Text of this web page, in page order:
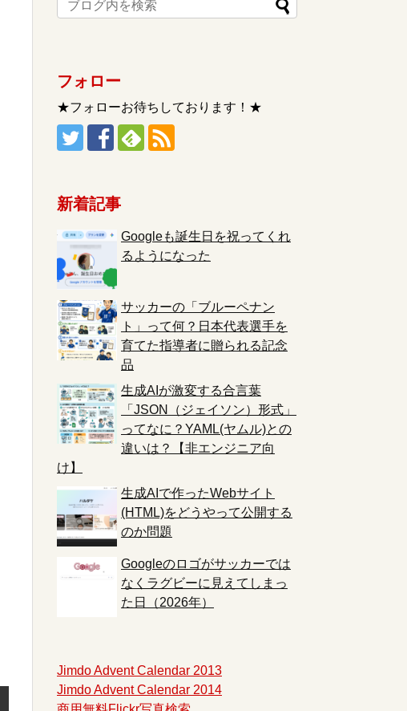
フォロー
★フォローお待ちしております！★
新着記事
Googleも誕生日を祝ってくれ
るようになった
サッカーの「ブルーペナン
ト」って何？日本代表選手を
育てた指導者に贈られる記念
品
生成AIが激変する合言葉
「JSON（ジェイソン）形式」
ってなに？YAML(ヤムル)との
違いは？【非エンジニア向
け】
生成AIで作ったWebサイト
(HTML)をどうやって公開する
のか問題
Googleのロゴがサッカーでは
なくラグビーに見えてしまっ
た日（2026年）
Jimdo Advent Calendar 2013
Jimdo Advent Calendar 2014